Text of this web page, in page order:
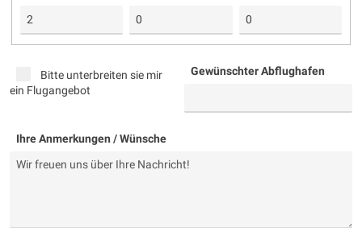
Bitte unterbreiten sie mir
ein Flugangebot
Gewünschter Abflughafen
Ihre Anmerkungen / Wünsche